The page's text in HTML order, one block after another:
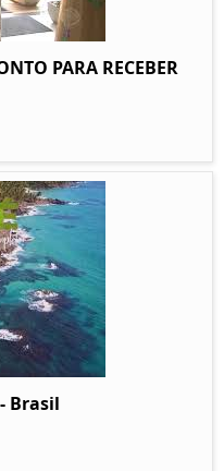
PARA RECEBER
Brasil